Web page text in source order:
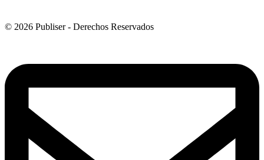
© 2026 Publiser - Derechos Reservados